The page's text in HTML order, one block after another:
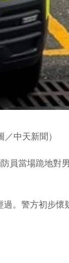
中天新聞）
員當場跪地對
。警方初步懷